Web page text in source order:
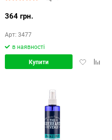
364 грн.
Арт: 3477
в наявності
ДодатиДодати
Купити